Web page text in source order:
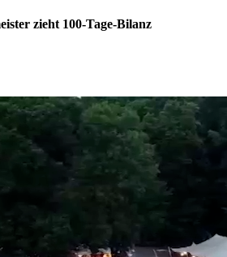
zieht 100-Tage-Bilanz